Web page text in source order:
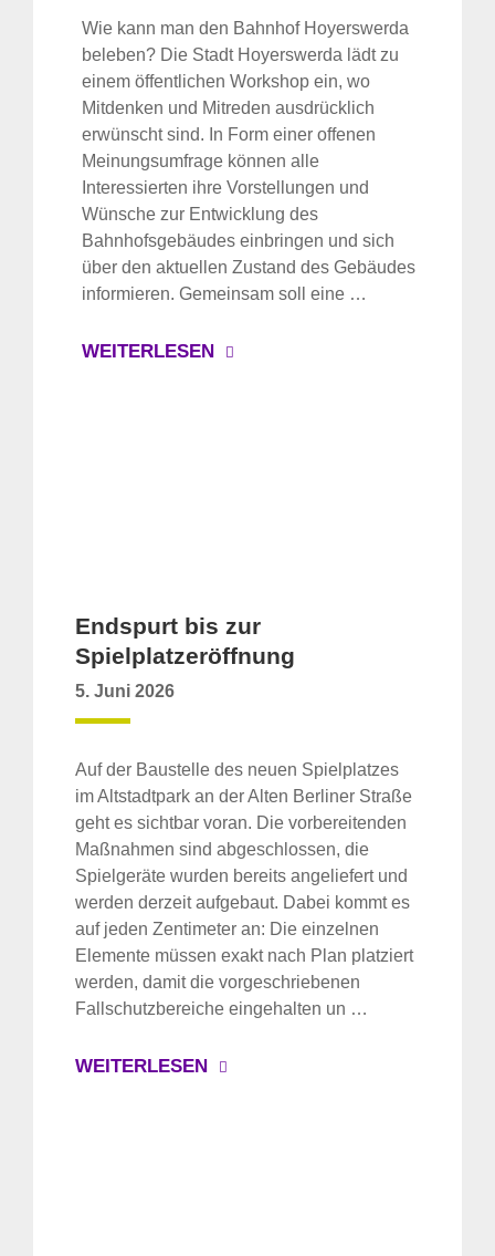
Wie kann man den Bahnhof Hoyerswerda
beleben? Die Stadt Hoyerswerda lädt zu
einem öffentlichen Workshop ein, wo
Mitdenken und Mitreden ausdrücklich
erwünscht sind. In Form einer offenen
Meinungsumfrage können alle
Interessierten ihre Vorstellungen und
Wünsche zur Entwicklung des
Bahnhofsgebäudes einbringen und sich
über den aktuellen Zustand des Gebäudes
informieren. Gemeinsam soll eine …
WEITERLESEN
Endspurt bis zur
Spielplatzeröffnung
5. Juni 2026
Auf der Baustelle des neuen Spielplatzes
im Altstadtpark an der Alten Berliner Straße
geht es sichtbar voran. Die vorbereitenden
Maßnahmen sind abgeschlossen, die
Spielgeräte wurden bereits angeliefert und
werden derzeit aufgebaut. Dabei kommt es
auf jeden Zentimeter an: Die einzelnen
Elemente müssen exakt nach Plan platziert
werden, damit die vorgeschriebenen
Fallschutzbereiche eingehalten un …
WEITERLESEN